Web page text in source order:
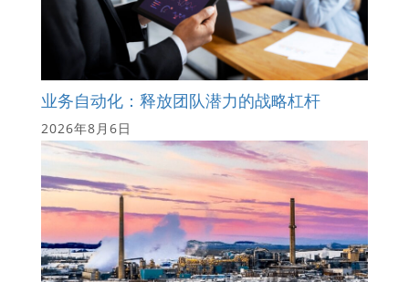
业务自动化：释放团队潜力的战略杠杆
2026年8月6日